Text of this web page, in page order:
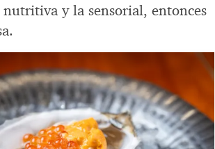
y la sensorial, entonces